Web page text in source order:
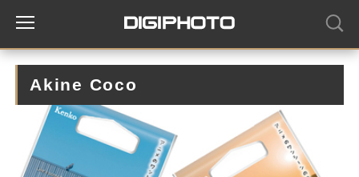
Akine Coco